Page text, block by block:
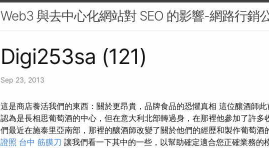
Web3 與去中心化網站對 SEO 的影響-網路行銷
Digi253sa (121)
Sep 23, 2013
這是商店養活我們的東西：關於更昂貴，品牌食品的恐懼真相 這位釀酒師
認為是長相思葡萄酒的中心，但在意大利北部轉過身，在那裡他參加了許多
們最近在施泰里亞南部，那裡的釀酒師改變了關於他們的經歷和製作葡萄酒
證照 台中 筋膜刀 讓我們看一下其中的一些，以幫助確定適合您正確業務的